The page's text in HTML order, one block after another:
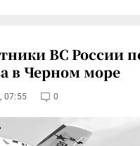
ВС России
в Черном море
07:55 0